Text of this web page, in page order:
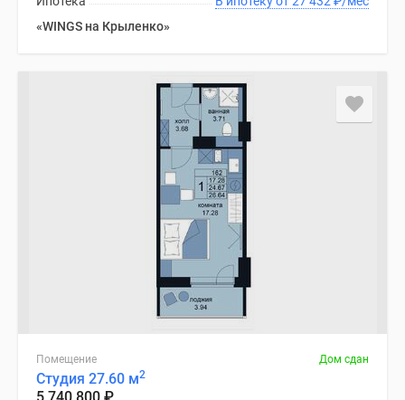
«WINGS на Крыленко»
Помещение Дом сдан
Студия 27.60 м2